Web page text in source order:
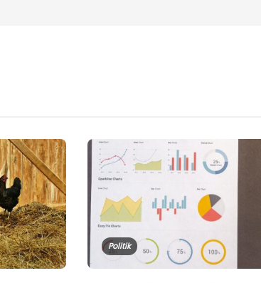
Politik